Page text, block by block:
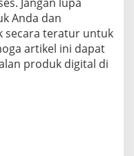
Anda dan
secara teratur untuk
artikel ini dapat
produk digital di